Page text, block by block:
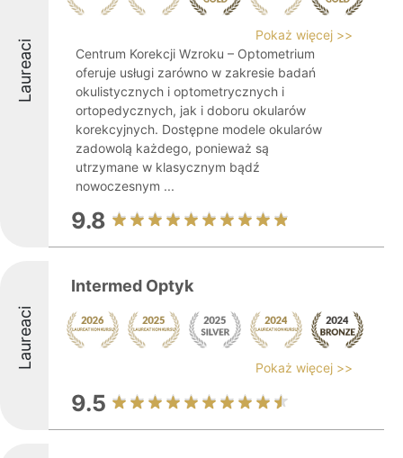
Laureaci
Pokaż więcej >>
Centrum Korekcji Wzroku – Optometrium
oferuje usługi zarówno w zakresie badań
okulistycznych i optometrycznych i
ortopedycznych, jak i doboru okularów
korekcyjnych. Dostępne modele okularów
zadowolą każdego, ponieważ są
utrzymane w klasycznym bądź
nowoczesnym ...
9.8
Laureaci
Intermed Optyk
Pokaż więcej >>
9.5